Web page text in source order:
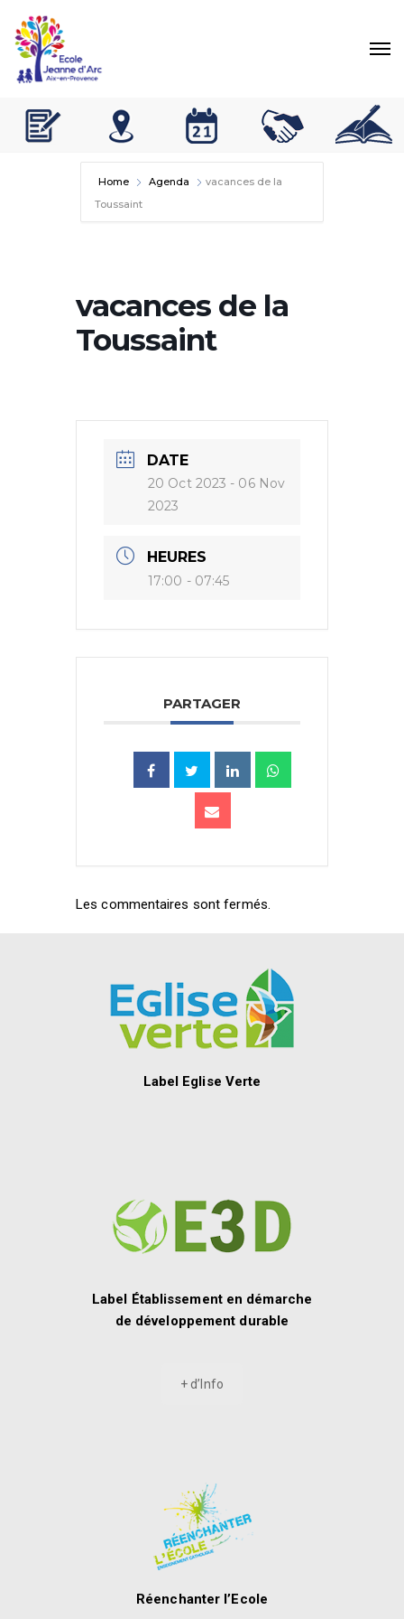
Home Agenda
vacances de la
Toussaint
vacances de la
Toussaint
DATE
20 Oct 2023 - 06 Nov
2023
HEURES
17:00 - 07:45
PARTAGER
Les commentaires sont fermés.
Label Eglise Verte
Label Établissement en démarche
de développement durable
+ d’Info
Réenchanter l’Ecole